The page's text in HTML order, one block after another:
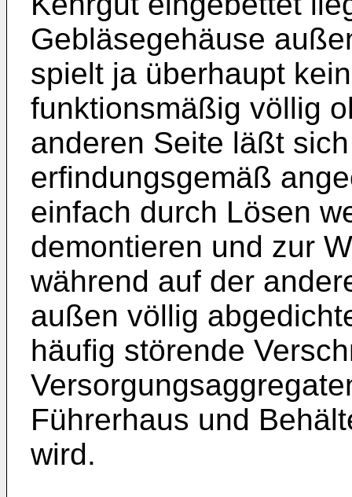
Gebläsegehäuse
spielt ja überhaupt
funktionsmäßig völlig
anderen Seite läßt
erfindungsgemäß
einfach durch Lösen
demontieren und zur
während auf der
außen völlig
häufig störende
Führerhaus und
wird.